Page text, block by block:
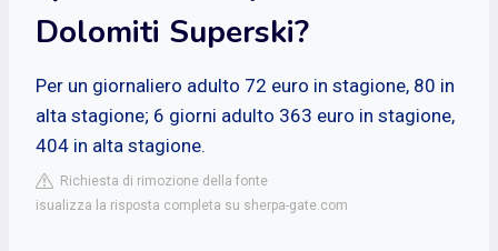
Dolomiti Superski?
Per un giornaliero adulto 72 euro in stagione, 80 in
alta stagione; 6 giorni adulto 363 euro in stagione,
404 in alta stagione.
Richiesta di rimozione della fonte
isualizza la risposta completa su sherpa-gate.com